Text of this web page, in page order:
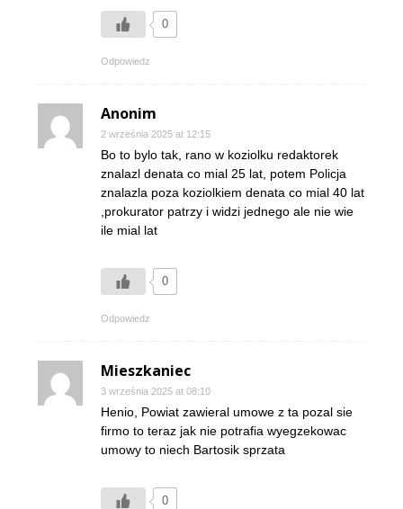
0
Odpowiedz
Anonim
2 września 2025 at 12:15
Bo to bylo tak, rano w koziolku redaktorek
znalazl denata co mial 25 lat, potem Policja
znalazla poza koziolkiem denata co mial 40 lat
,prokurator patrzy i widzi jednego ale nie wie
ile mial lat
0
Odpowiedz
Mieszkaniec
3 września 2025 at 08:10
Henio, Powiat zawieral umowe z ta pozal sie
firmo to teraz jak nie potrafia wyegzekowac
umowy to niech Bartosik sprzata
0